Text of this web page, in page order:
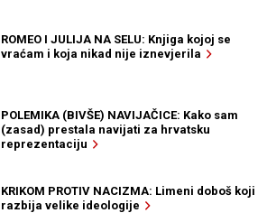
ROMEO I JULIJA NA SELU: Knjiga kojoj se
vraćam i koja nikad nije iznevjerila
POLEMIKA (BIVŠE) NAVIJAČICE: Kako sam
(zasad) prestala navijati za hrvatsku
reprezentaciju
KRIKOM PROTIV NACIZMA: Limeni doboš koji
razbija velike ideologije